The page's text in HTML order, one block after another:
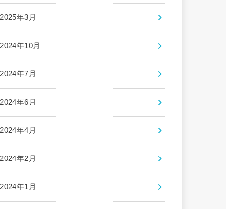
2025年3月
2024年10月
2024年7月
2024年6月
2024年4月
2024年2月
2024年1月